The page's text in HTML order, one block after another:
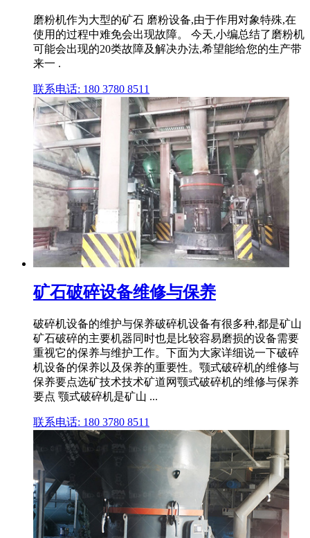
磨粉机作为大型的矿石 磨粉设备,由于作用对象特殊,在
使用的过程中难免会出现故障。 今天,小编总结了磨粉机
可能会出现的20类故障及解决办法,希望能给您的生产带
来一 .
联系电话: 180 3780 8511
矿石破碎设备维修与保养
破碎机设备的维护与保养破碎机设备有很多种,都是矿山
矿石破碎的主要机器同时也是比较容易磨损的设备需要
重视它的保养与维护工作。下面为大家详细说一下破碎
机设备的保养以及保养的重要性。颚式破碎机的维修与
保养要点选矿技术技术矿道网颚式破碎机的维修与保养
要点 颚式破碎机是矿山 ...
联系电话: 180 3780 8511